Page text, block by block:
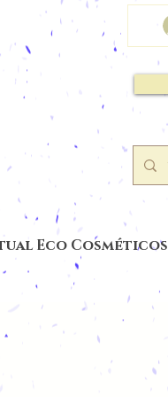
Eco Cosméticos